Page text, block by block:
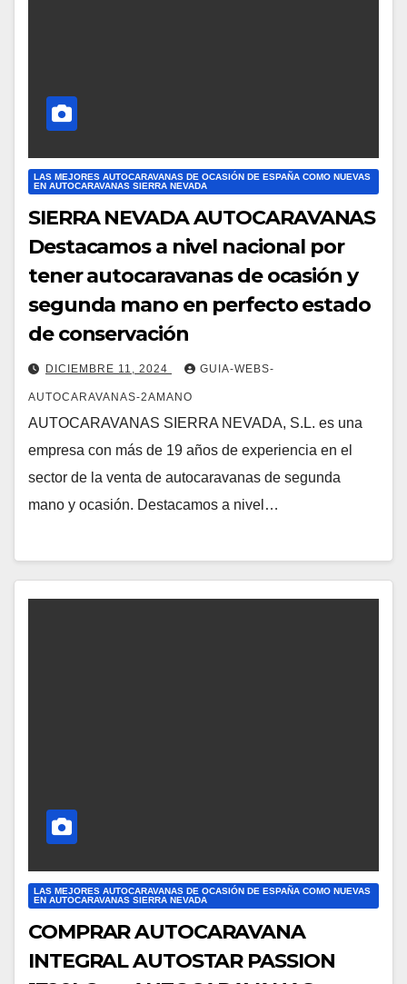
LAS MEJORES AUTOCARAVANAS DE OCASIÓN DE ESPAÑA COMO NUEVAS
EN AUTOCARAVANAS SIERRA NEVADA
SIERRA NEVADA AUTOCARAVANAS
Destacamos a nivel nacional por
tener autocaravanas de ocasión y
segunda mano en perfecto estado
de conservación
DICIEMBRE 11, 2024 GUIA-WEBS-
AUTOCARAVANAS-2AMANO
AUTOCARAVANAS SIERRA NEVADA, S.L. es una
empresa con más de 19 años de experiencia en el
sector de la venta de autocaravanas de segunda
mano y ocasión. Destacamos a nivel…
LAS MEJORES AUTOCARAVANAS DE OCASIÓN DE ESPAÑA COMO NUEVAS
EN AUTOCARAVANAS SIERRA NEVADA
COMPRAR AUTOCARAVANA
INTEGRAL AUTOSTAR PASSION